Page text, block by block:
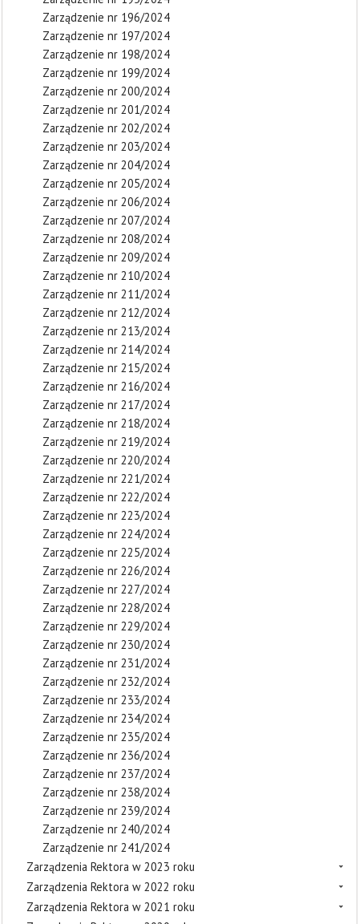
Zarządzenie nr 196/2024
Zarządzenie nr 197/2024
Zarządzenie nr 198/2024
Zarządzenie nr 199/2024
Zarządzenie nr 200/2024
Zarządzenie nr 201/2024
Zarządzenie nr 202/2024
Zarządzenie nr 203/2024
Zarządzenie nr 204/2024
Zarządzenie nr 205/2024
Zarządzenie nr 206/2024
Zarządzenie nr 207/2024
Zarządzenie nr 208/2024
Zarządzenie nr 209/2024
Zarządzenie nr 210/2024
Zarządzenie nr 211/2024
Zarządzenie nr 212/2024
Zarządzenie nr 213/2024
Zarządzenie nr 214/2024
Zarządzenie nr 215/2024
Zarządzenie nr 216/2024
Zarządzenie nr 217/2024
Zarządzenie nr 218/2024
Zarządzenie nr 219/2024
Zarządzenie nr 220/2024
Zarządzenie nr 221/2024
Zarządzenie nr 222/2024
Zarządzenie nr 223/2024
Zarządzenie nr 224/2024
Zarządzenie nr 225/2024
Zarządzenie nr 226/2024
Zarządzenie nr 227/2024
Zarządzenie nr 228/2024
Zarządzenie nr 229/2024
Zarządzenie nr 230/2024
Zarządzenie nr 231/2024
Zarządzenie nr 232/2024
Zarządzenie nr 233/2024
Zarządzenie nr 234/2024
Zarządzenie nr 235/2024
Zarządzenie nr 236/2024
Zarządzenie nr 237/2024
Zarządzenie nr 238/2024
Zarządzenie nr 239/2024
Zarządzenie nr 240/2024
Zarządzenie nr 241/2024
Zarządzenia Rektora w 2023 roku
Zarządzenia Rektora w 2022 roku
Zarządzenia Rektora w 2021 roku